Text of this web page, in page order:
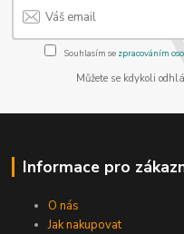
Souhlasím se zpracováním
Můžete se kdykoli
Informace pro
O nás
Jak nakupovat